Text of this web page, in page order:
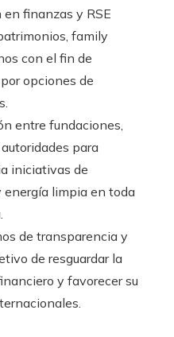
finanzas y RSE
family
con el fin de
opciones de
entre fundaciones,
para
iniciativas de
limpia en toda
de transparencia y
de resguardar la
y favorecer su